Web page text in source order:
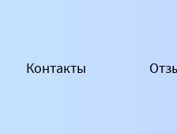
Контакты